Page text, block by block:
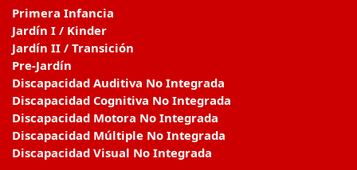
Primera Infancia
Jardín I / Kinder
Jardín II / Transición
Pre-Jardín
Discapacidad Auditiva No Integrada
Discapacidad Cognitiva No Integrada
Discapacidad Motora No Integrada
Discapacidad Múltiple No Integrada
Discapacidad Visual No Integrada